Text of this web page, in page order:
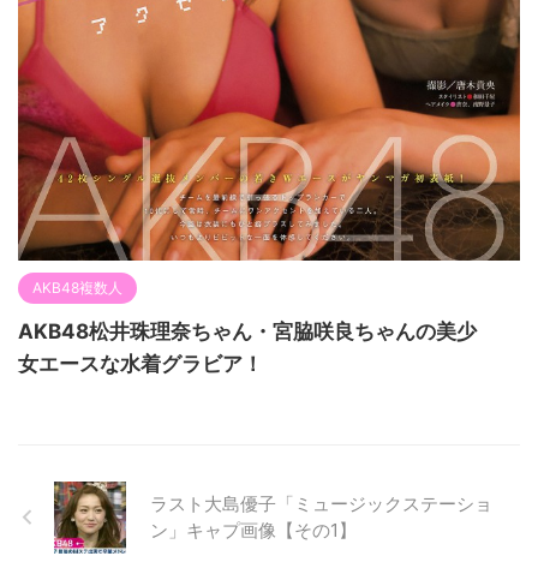
AKB48複数人
AKB48松井珠理奈ちゃん・宮脇咲良ちゃんの美少
女エースな水着グラビア！
ラスト大島優子「ミュージックステーショ
ン」キャプ画像【その1】